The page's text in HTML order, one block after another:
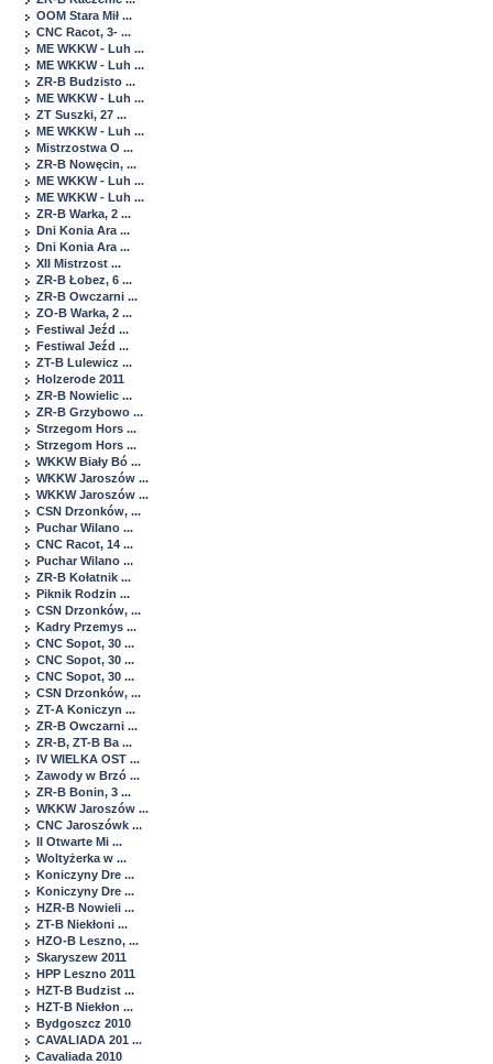
OOM Stara Mił ...
CNC Racot, 3- ...
ME WKKW - Luh ...
ME WKKW - Luh ...
ZR-B Budzisto ...
ME WKKW - Luh ...
ZT Suszki, 27 ...
ME WKKW - Luh ...
Mistrzostwa O ...
ZR-B Nowęcin, ...
ME WKKW - Luh ...
ME WKKW - Luh ...
ZR-B Warka, 2 ...
Dni Konia Ara ...
Dni Konia Ara ...
XII Mistrzost ...
ZR-B Łobez, 6 ...
ZR-B Owczarni ...
ZO-B Warka, 2 ...
Festiwal Jeźd ...
Festiwal Jeźd ...
ZT-B Lulewicz ...
Holzerode 2011
ZR-B Nowielic ...
ZR-B Grzybowo ...
Strzegom Hors ...
Strzegom Hors ...
WKKW Biały Bó ...
WKKW Jaroszów ...
WKKW Jaroszów ...
CSN Drzonków, ...
Puchar Wilano ...
CNC Racot, 14 ...
Puchar Wilano ...
ZR-B Kołatnik ...
Piknik Rodzin ...
CSN Drzonków, ...
Kadry Przemys ...
CNC Sopot, 30 ...
CNC Sopot, 30 ...
CNC Sopot, 30 ...
CSN Drzonków, ...
ZT-A Koniczyn ...
ZR-B Owczarni ...
ZR-B, ZT-B Ba ...
IV WIELKA OST ...
Zawody w Brzó ...
ZR-B Bonin, 3 ...
WKKW Jaroszów ...
CNC Jaroszówk ...
II Otwarte Mi ...
Woltyżerka w ...
Koniczyny Dre ...
Koniczyny Dre ...
HZR-B Nowieli ...
ZT-B Niekłoni ...
HZO-B Leszno, ...
Skaryszew 2011
HPP Leszno 2011
HZT-B Budzist ...
HZT-B Niekłon ...
Bydgoszcz 2010
CAVALIADA 201 ...
Cavaliada 2010